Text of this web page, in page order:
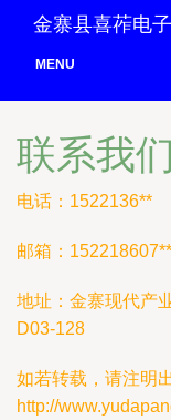
金寨县喜莋电
MENU
联系我
电话：1522136**
邮箱：152218607**
地址：金寨现代产
D03-128
如若转载，请注明
http://